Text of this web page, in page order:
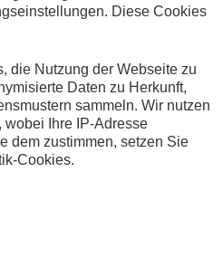
sie zur Geschäftsführerin aufstieg.
RKW, bis sie als Abteilungsleiterin in
BAFA)
und mittlere
Wettbewerbsfähigkeit zu
von Förderprogrammen
dem Fachkräftemangel zu
Bundesregierung
um. Das
Diese Cookies
die Nutzung der Webseite zu
Daten zu Herkunft,
sammeln. Wir nutzen
wobei Ihre IP-Adresse
dem zustimmen, setzen Sie
Cookies.